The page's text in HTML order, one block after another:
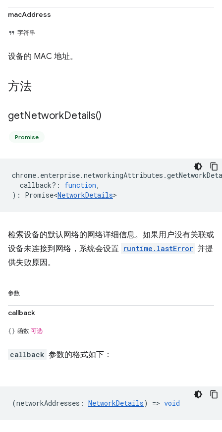
macAddress
字符串
设备的 MAC 地址。
方法
getNetworkDetails()
Promise
chrome. enterprise.networkingAttributes .
callback? : function,
) : Promise<NetworkDetails>
检索设备的默认网络的网络详细信息。如果用户没有关联或
设备未连接到网络，系统会设置 runtime.lastError 并提
供失败原因。
参数
callback
函数 可选
callback 参数的格式如下：
(networkAddresses : NetworkDetails) => void